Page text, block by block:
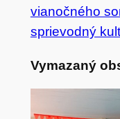
vianočného
sprievodný
Vymazaný